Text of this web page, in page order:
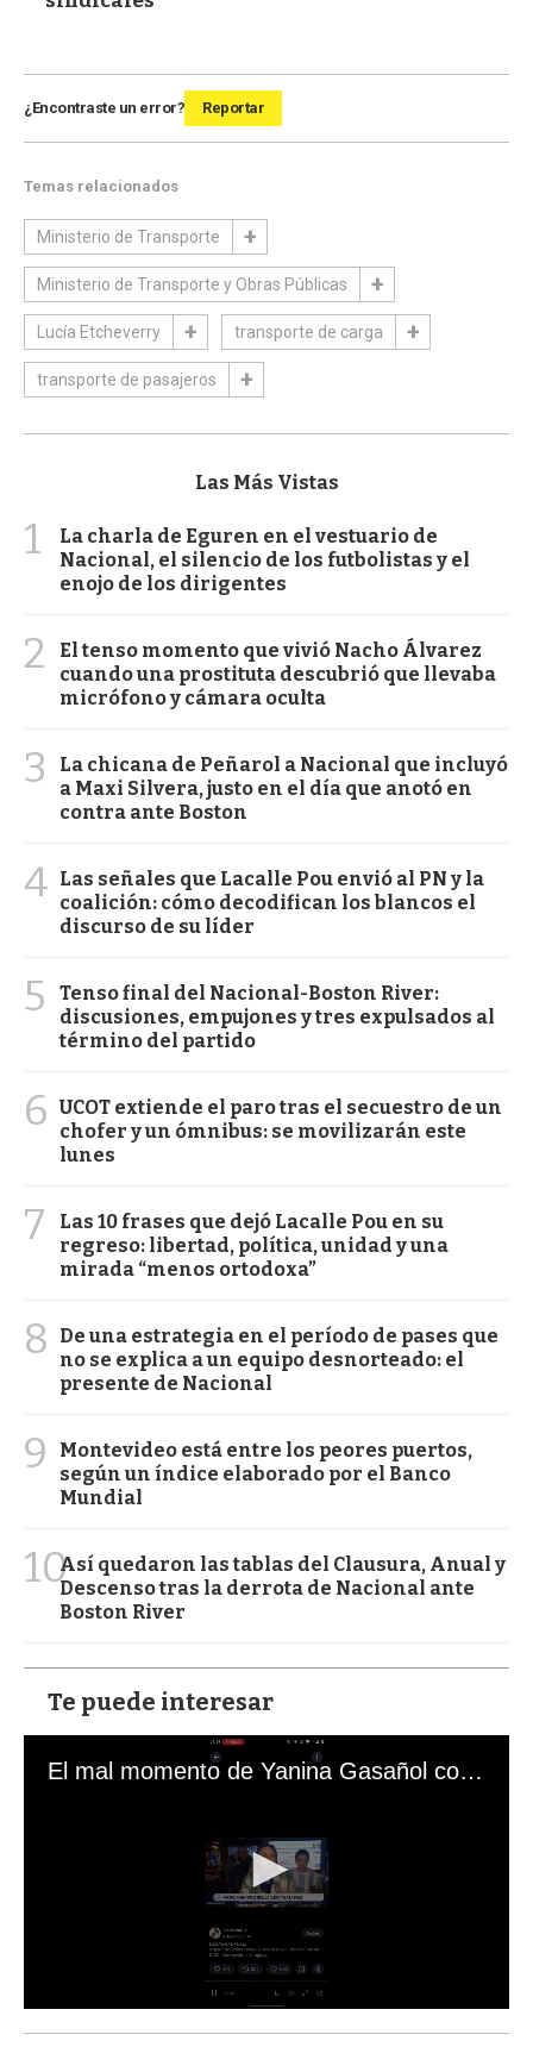
¿Encontraste un error? Reportar
Temas relacionados
Ministerio de Transporte
Ministerio de Transporte y Obras Públicas
Lucía Etcheverry transporte de carga
transporte de pasajeros
Las Más Vistas
1
La charla de Eguren en el vestuario de
Nacional, el silencio de los futbolistas y el
enojo de los dirigentes
2
El tenso momento que vivió Nacho Álvarez
cuando una prostituta descubrió que llevaba
micrófono y cámara oculta
3
La chicana de Peñarol a Nacional que incluyó
a Maxi Silvera, justo en el día que anotó en
contra ante Boston
4 Las señales que Lacalle Pou envió al PN y la
coalición: cómo decodifican los blancos el
discurso de su líder
5
Tenso final del Nacional-Boston River:
discusiones, empujones y tres expulsados al
término del partido
6 UCOT extiende el paro tras el secuestro de un
chofer y un ómnibus: se movilizarán este
lunes
7
Las 10 frases que dejó Lacalle Pou en su
regreso: libertad, política, unidad y una
mirada “menos ortodoxa”
8
De una estrategia en el período de pases que
no se explica a un equipo desnorteado: el
presente de Nacional
9
Montevideo está entre los peores puertos,
según un índice elaborado por el Banco
Mundial
10Así quedaron las tablas del Clausura, Anual y
Descenso tras la derrota de Nacional ante
Boston River
Te puede interesar
El mal momento de Yanina Gasañol con un hincha argentino en "Subrayado"
s